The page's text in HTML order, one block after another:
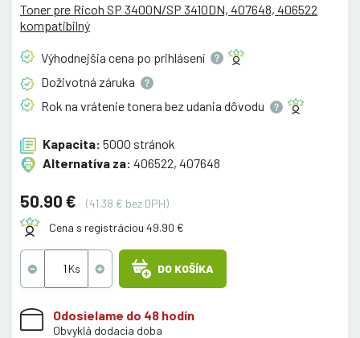
Toner pre Ricoh SP 3400N/SP 3410DN, 407648, 406522
kompatibilný
Výhodnejšia cena po prihlásení
Doživotná záruka
Rok na vrátenie tonera bez udania dôvodu
Kapacita: 5000 stránok
Alternatíva za: 406522, 407648
50.90 €
(41.38 € bez DPH)
Cena s registráciou 49.90 €
DO KOŠÍKA
Odosielame do 48 hodín
Obvyklá dodacia doba